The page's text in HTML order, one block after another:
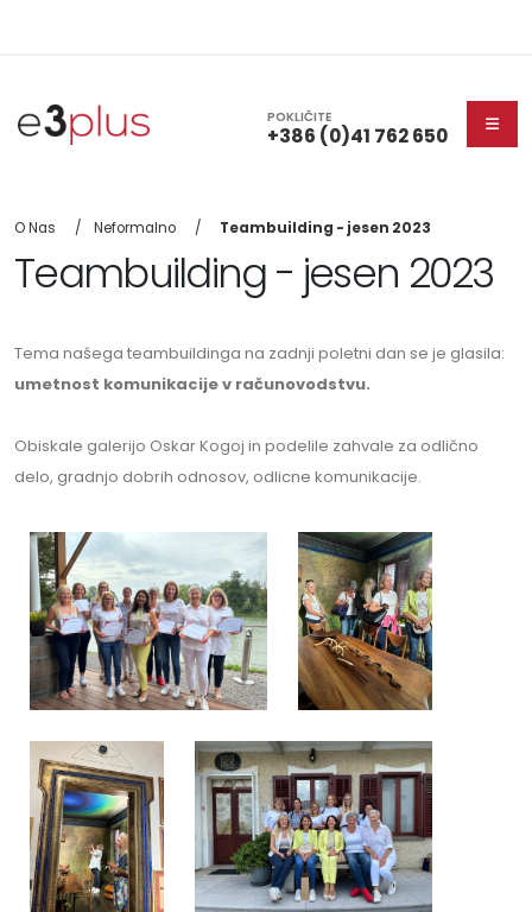
POKLIČITE
+386 (0)41 762 650
O Nas Neformalno Teambuilding - jesen 2023
Teambuilding - jesen 2023
Tema našega teambuildinga na zadnji poletni dan se je glasila:
umetnost komunikacije v računovodstvu.
Obiskale galerijo Oskar Kogoj in podelile zahvale za odlično
delo, gradnjo dobrih odnosov, odlicne komunikacije.